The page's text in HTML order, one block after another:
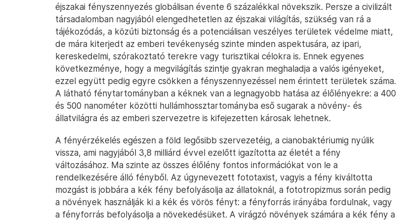
éjszakai fényszennyezés globálisan évente 6 százalékkal növekszik. Persze a civilizált
társadalomban nagyjából elengedhetetlen az éjszakai világítás, szükség van rá a
tájékozódás, a közúti biztonság és a potenciálisan veszélyes területek védelme miatt,
de mára kiterjedt az emberi tevékenység szinte minden aspektusára, az ipari,
kereskedelmi, szórakoztató terekre vagy turisztikai célokra is. Ennek egyenes
következménye, hogy a megvilágítás szintje gyakran meghaladja a valós igényeket,
ezzel együtt pedig egyre csökken a fényszennyezéssel nem érintett területek száma.
A látható fénytartományban a kéknek van a legnagyobb hatása az élőlényekre: a 400
és 500 nanométer közötti hullámhossztartományba eső sugarak a növény- és
állatvilágra és az emberi szervezetre is kifejezetten károsak lehetnek.
A fényérzékelés egészen a föld legősibb szervezetéig, a cianobaktériumig nyúlik
vissza, ami nagyjából 3,8 milliárd évvel ezelőtt igazította az életét a fény
változásához. Ma szinte az összes élőlény fontos információkat von le a
rendelkezésére álló fényből. Az úgynevezett fototaxist, vagyis a fény kiváltotta
mozgást is jobbára a kék fény befolyásolja az állatoknál, a fototropizmus során pedig
a növények használják ki a kék és vörös fényt: a fényforrás irányába fordulnak, vagy
a fényforrás befolyásolja a növekedésüket. A virágzó növények számára a kék fény a